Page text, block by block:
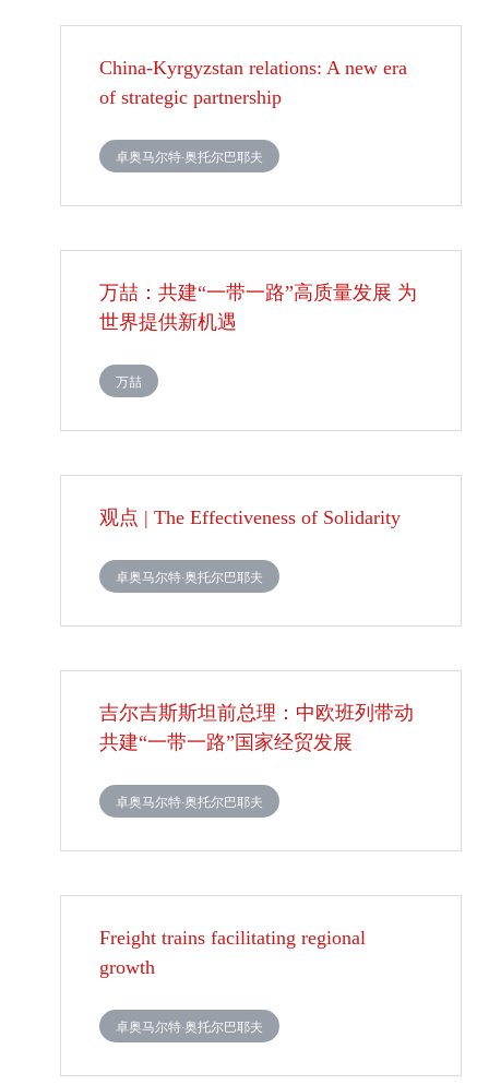
China-Kyrgyzstan relations: A new era
of strategic partnership
卓奥马尔特·奥托尔巴耶夫
万喆：共建“一带一路”高质量发展 为
世界提供新机遇
​万喆
观点 | The Effectiveness of Solidarity
卓奥马尔特·奥托尔巴耶夫
吉尔吉斯斯坦前总理：中欧班列带动
共建“一带一路”国家经贸发展
卓奥马尔特·奥托尔巴耶夫
Freight trains facilitating regional
growth
卓奥马尔特·奥托尔巴耶夫